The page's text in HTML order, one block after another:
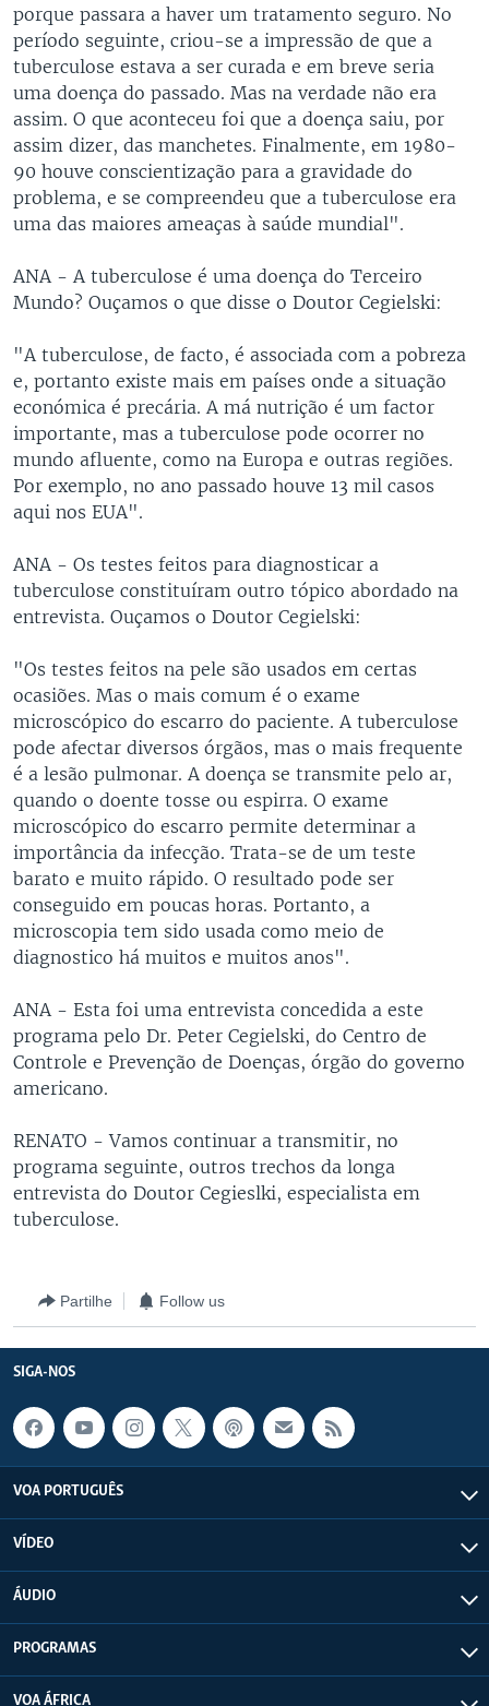
porque passara a haver um tratamento seguro. No
período seguinte, criou-se a impressão de que a
tuberculose estava a ser curada e em breve seria
uma doença do passado. Mas na verdade não era
assim. O que aconteceu foi que a doença saiu, por
assim dizer, das manchetes. Finalmente, em 1980-
90 houve conscientização para a gravidade do
problema, e se compreendeu que a tuberculose era
uma das maiores ameaças à saúde mundial".
ANA - A tuberculose é uma doença do Terceiro
Mundo? Ouçamos o que disse o Doutor Cegielski:
"A tuberculose, de facto, é associada com a pobreza
e, portanto existe mais em países onde a situação
económica é precária. A má nutrição é um factor
importante, mas a tuberculose pode ocorrer no
mundo afluente, como na Europa e outras regiões.
Por exemplo, no ano passado houve 13 mil casos
aqui nos EUA".
ANA - Os testes feitos para diagnosticar a
tuberculose constituíram outro tópico abordado na
entrevista. Ouçamos o Doutor Cegielski:
"Os testes feitos na pele são usados em certas
ocasiões. Mas o mais comum é o exame
microscópico do escarro do paciente. A tuberculose
pode afectar diversos órgãos, mas o mais frequente
é a lesão pulmonar. A doença se transmite pelo ar,
quando o doente tosse ou espirra. O exame
microscópico do escarro permite determinar a
importância da infecção. Trata-se de um teste
barato e muito rápido. O resultado pode ser
conseguido em poucas horas. Portanto, a
microscopia tem sido usada como meio de
diagnostico há muitos e muitos anos".
ANA - Esta foi uma entrevista concedida a este
programa pelo Dr. Peter Cegielski, do Centro de
Controle e Prevenção de Doenças, órgão do governo
americano.
RENATO - Vamos continuar a transmitir, no
programa seguinte, outros trechos da longa
entrevista do Doutor Cegieslki, especialista em
tuberculose.
Partilhe Follow us
SIGA-NOS
VOA PORTUGUÊS
VÍDEO
ÁUDIO
PROGRAMAS
VOA ÁFRICA